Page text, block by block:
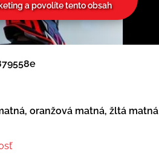
a povolíte tento obsah
oranžová matná, žltá matná